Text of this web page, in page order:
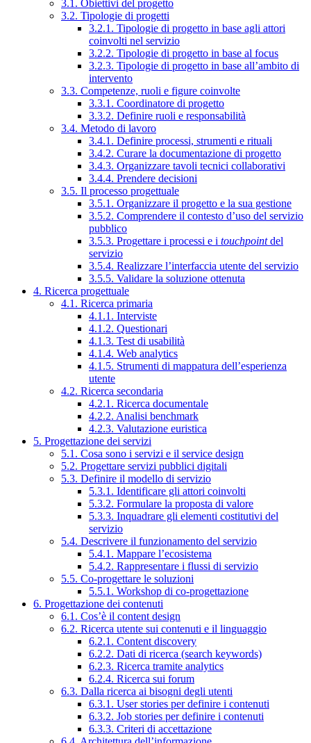
3.1. Obiettivi del progetto
3.2. Tipologie di progetti
3.2.1. Tipologie di progetto in base agli attori
coinvolti nel servizio
3.2.2. Tipologie di progetto in base al focus
3.2.3. Tipologie di progetto in base all’ambito di
intervento
3.3. Competenze, ruoli e figure coinvolte
3.3.1. Coordinatore di progetto
3.3.2. Definire ruoli e responsabilità
3.4. Metodo di lavoro
3.4.1. Definire processi, strumenti e rituali
3.4.2. Curare la documentazione di progetto
3.4.3. Organizzare tavoli tecnici collaborativi
3.4.4. Prendere decisioni
3.5. Il processo progettuale
3.5.1. Organizzare il progetto e la sua gestione
3.5.2. Comprendere il contesto d’uso del servizio
pubblico
3.5.3. Progettare i processi e i touchpointdel
servizio
3.5.4. Realizzare l’interfaccia utente del servizio
3.5.5. Validare la soluzione ottenuta
4. Ricerca progettuale
4.1. Ricerca primaria
4.1.1. Interviste
4.1.2. Questionari
4.1.3. Test di usabilità
4.1.4. Web analytics
4.1.5. Strumenti di mappatura dell’esperienza
utente
4.2. Ricerca secondaria
4.2.1. Ricerca documentale
4.2.2. Analisi benchmark
4.2.3. Valutazione euristica
5. Progettazione dei servizi
5.1. Cosa sono i servizi e il service design
5.2. Progettare servizi pubblici digitali
5.3. Definire il modello di servizio
5.3.1. Identificare gli attori coinvolti
5.3.2. Formulare la proposta di valore
5.3.3. Inquadrare gli elementi costitutivi del
servizio
5.4. Descrivere il funzionamento del servizio
5.4.1. Mappare l’ecosistema
5.4.2. Rappresentare i flussi di servizio
5.5. Co-progettare le soluzioni
5.5.1. Workshop di co-progettazione
6. Progettazione dei contenuti
6.1. Cos’è il content design
6.2. Ricerca utente sui contenuti e il linguaggio
6.2.1. Content discovery
6.2.2. Dati di ricerca (search keywords)
6.2.3. Ricerca tramite analytics
6.2.4. Ricerca sui forum
6.3. Dalla ricerca ai bisogni degli utenti
6.3.1. User stories per definire i contenuti
6.3.2. Job stories per definire i contenuti
6.3.3. Criteri di accettazione